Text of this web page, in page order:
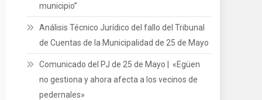
municipio”
Análisis Técnico Jurídico del fallo del Tribunal
de Cuentas de la Municipalidad de 25 de Mayo
Comunicado del PJ de 25 de Mayo | «Egüen
no gestiona y ahora afecta a los vecinos de
pedernales»